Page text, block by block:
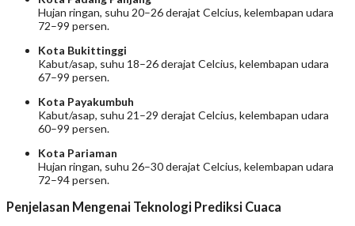
Hujan ringan, suhu 20–26 derajat Celcius, kelembapan udara
72–99 persen.
Kota Bukittinggi
Kabut/asap, suhu 18–26 derajat Celcius, kelembapan udara
67–99 persen.
Kota Payakumbuh
Kabut/asap, suhu 21–29 derajat Celcius, kelembapan udara
60–99 persen.
Kota Pariaman
Hujan ringan, suhu 26–30 derajat Celcius, kelembapan udara
72–94 persen.
Penjelasan Mengenai Teknologi Prediksi Cuaca